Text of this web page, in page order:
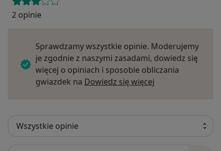
2 opinie
Sprawdzamy wszystkie opinie. Moderujemy
je zgodnie z naszymi zasadami, dowiedz się
więcej o opiniach i sposobie obliczania
gwiazdek na Dowiedz się więcej